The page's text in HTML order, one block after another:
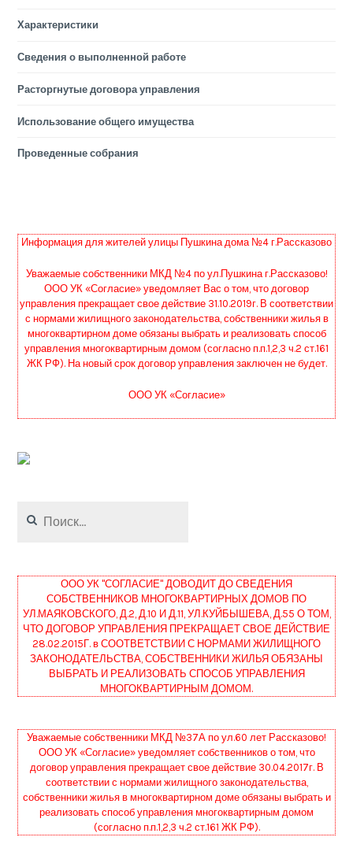
Характеристики
Сведения о выполненной работе
Расторгнутые договора управления
Использование общего имущества
Проведенные собрания
Информация для жителей улицы Пушкина дома №4 г.Рассказово
Уважаемые собственники МКД №4 по ул.Пушкина г.Рассказово!
ООО УК «Согласие» уведомляет Вас о том, что договор
управления прекращает свое действие 31.10.2019г. В соответствии
с нормами жилищного законодательства, собственники жилья в
многоквартирном доме обязаны выбрать и реализовать способ
управления многоквартирным домом (согласно п.п.1,2,3 ч.2 ст.161
ЖК РФ). На новый срок договор управления заключен не будет.
ООО УК «Согласие»
ООО УК "СОГЛАСИЕ" ДОВОДИТ ДО СВЕДЕНИЯ
СОБСТВЕННИКОВ МНОГОКВАРТИРНЫХ ДОМОВ ПО
УЛ.МАЯКОВСКОГО, Д.2, Д.10 И Д.11, УЛ.КУЙБЫШЕВА, Д.55 О ТОМ,
ЧТО ДОГОВОР УПРАВЛЕНИЯ ПРЕКРАЩАЕТ СВОЕ ДЕЙСТВИЕ
28.02.2015Г. в СООТВЕТСТВИИ С НОРМАМИ ЖИЛИЩНОГО
ЗАКОНОДАТЕЛЬСТВА, СОБСТВЕННИКИ ЖИЛЬЯ ОБЯЗАНЫ
ВЫБРАТЬ И РЕАЛИЗОВАТЬ СПОСОБ УПРАВЛЕНИЯ
МНОГОКВАРТИРНЫМ ДОМОМ.
Уважаемые собственники МКД №37А по ул.60 лет Рассказово!
ООО УК «Согласие» уведомляет собственников о том, что
договор управления прекращает свое действие 30.04.2017г. В
соответствии с нормами жилищного законодательства,
собственники жилья в многоквартирном доме обязаны выбрать и
реализовать способ управления многоквартирным домом
(согласно п.п.1,2,3 ч.2 ст.161 ЖК РФ).